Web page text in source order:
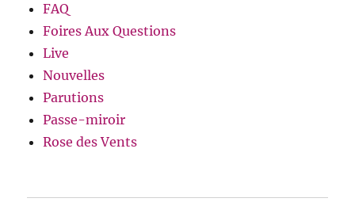
FAQ
Foires Aux Questions
Live
Nouvelles
Parutions
Passe-miroir
Rose des Vents